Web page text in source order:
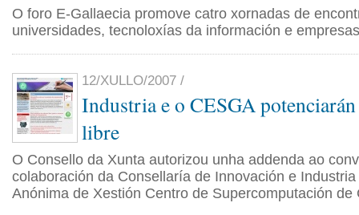
O foro E-Gallaecia promove catro xornadas de
universidades, tecnoloxías da información e
12/XULLO/2007 /
Industria e o CESGA
libre
O Consello da Xunta autorizou unha addenda ao
colaboración da Consellaría de Innovación e
Anónima de Xestión Centro de Supercomputación de